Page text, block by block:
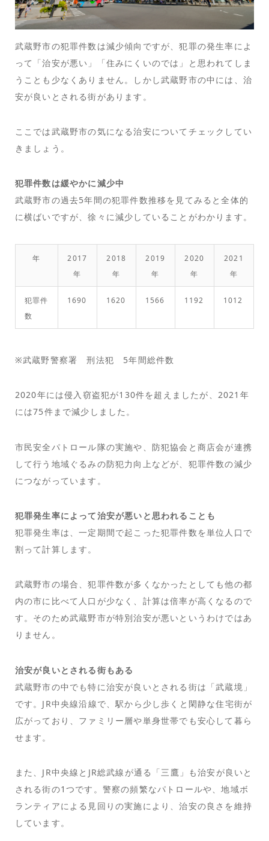
武蔵野市の犯罪件数は減少傾向ですが、犯罪の発生率によ
って「治安が悪い」「住みにくいのでは」と思われてしま
うことも少なくありません。しかし武蔵野市の中には、治
安が良いとされる街があります。
ここでは武蔵野市の気になる治安についてチェックしてい
きましょう。
犯罪件数は緩やかに減少中
武蔵野市の過去5年間の犯罪件数推移を見てみると全体的
に横ばいですが、徐々に減少していることがわかります。
年
2017
年
2018
年
2019
年
2020
年
2021
年
犯罪件
数
1690 1620 1566 1192 1012
※武蔵野警察署 刑法犯 5年間総件数
2020年には侵入窃盗犯が130件を超えましたが、2021年
には75件まで減少しました。
市民安全パトロール隊の実施や、防犯協会と商店会が連携
して行う地域ぐるみの防犯力向上などが、犯罪件数の減少
につながっています。
犯罪発生率によって治安が悪いと思われることも
犯罪発生率は、一定期間で起こった犯罪件数を単位人口で
割って計算します。
武蔵野市の場合、犯罪件数が多くなかったとしても他の都
内の市に比べて人口が少なく、計算は倍率が高くなるので
す。そのため武蔵野市が特別治安が悪いというわけではあ
りません。
治安が良いとされる街もある
武蔵野市の中でも特に治安が良いとされる街は「武蔵境」
です。JR中央線沿線で、駅から少し歩くと閑静な住宅街が
広がっており、ファミリー層や単身世帯でも安心して暮ら
せます。
また、JR中央線とJR総武線が通る「三鷹」も治安が良いと
される街の1つです。警察の頻繁なパトロールや、地域ボ
ランティアによる見回りの実施により、治安の良さを維持
しています。